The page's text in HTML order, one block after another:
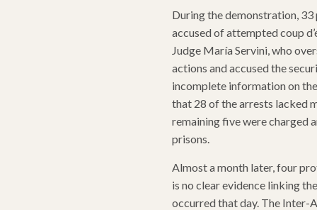
During the demonstration,
accused of attempted coup
Judge María Servini, who
actions and accused the
incomplete information on
that 28 of the arrests lacked
remaining five were charged
prisons.
Almost a month later, four
is no clear evidence linking
occurred that day. The Inter-